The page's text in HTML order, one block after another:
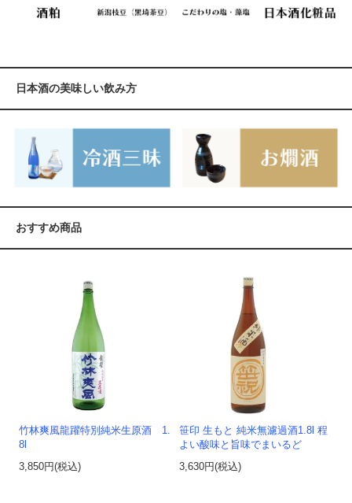
日本酒の美味しい飲み方
おすすめ商品
竹林爽風龍躍特別純米生原酒 1.
8l
3,850円(税込)
笹印 生もと 純米無濾過酒1.8l 程
よい酸味と旨味でまいるど
3,630円(税込)